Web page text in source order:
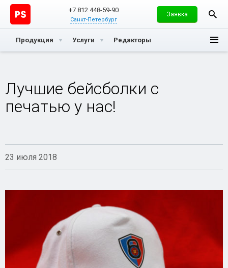
+7 812 448-59-90
Санкт-Петербург
Заявка
Продукция Услуги Редакторы
Лучшие бейсболки с
печатью у нас!
23 июля 2018